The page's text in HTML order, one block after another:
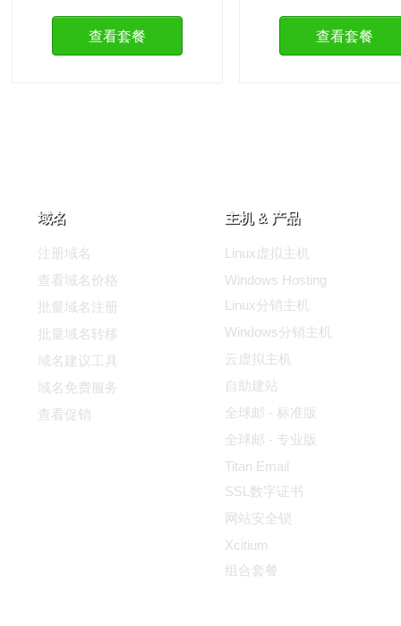
查看套餐 查看套餐
域名
注册域名
查看域名价格
批量域名注册
批量域名转移
域名建议工具
域名免费服务
查看促销
主机 & 产品
Linux虚拟主机
Windows Hosting
Linux分销主机
Windows分销主机
云虚拟主机
自助建站
全球邮 - 标准版
全球邮 - 专业版
Titan Email
SSL数字证书
网站安全锁
Xcitium
组合套餐